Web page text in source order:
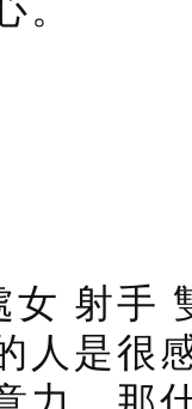
女 射手
人是很